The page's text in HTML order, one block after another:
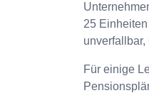
25
Für einige